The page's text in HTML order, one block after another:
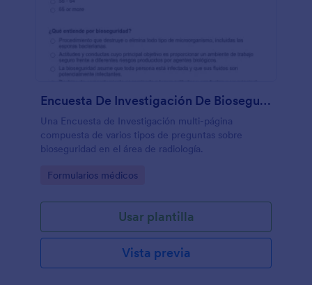
Encuesta De Investigación De Bioseguridad
Una Encuesta de Investigación multi-página
compuesta de varios tipos de preguntas sobre
bioseguridad en el área de radiología.
Go to Category:
Formularios médicos
Usar plantilla
Vista previa